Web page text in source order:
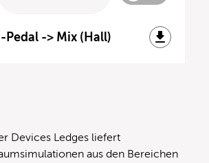
Pedal -> Mix (Hall)
Devices Ledges liefert
aus den Bereichen